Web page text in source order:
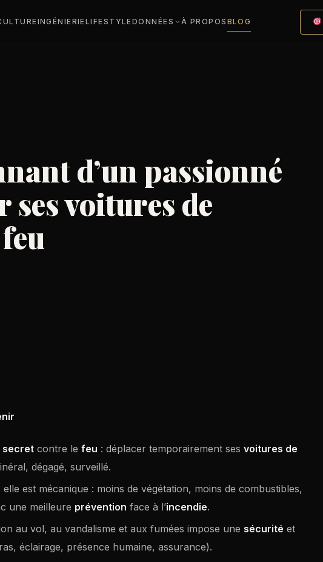
INGÉNIERIELIFESTYLEDONNÉES À PROPOS BLOG
d’un passionné
voitures de
secret contre le feu : déplacer temporairement ses voitures de
dégagé, surveillé.
elle est mécanique : moins de végétation, moins de combustibles,
une meilleure prévention face à l’incendie.
au vol, au vandalisme et aux fumées impose une sécurité et
éclairage, présence humaine, assurance).